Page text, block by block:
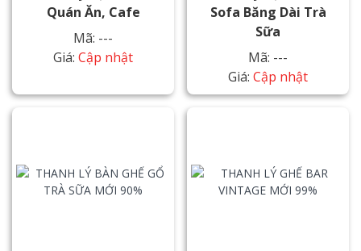
Quán Ăn, Cafe
Mã: ---
Giá: Cập nhật
Sofa Băng Dài Trà
Sữa
Mã: ---
Giá: Cập nhật